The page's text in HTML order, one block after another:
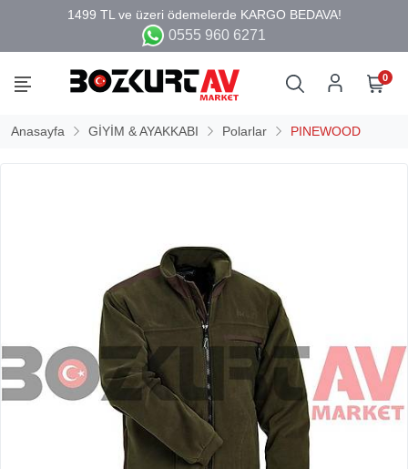
0555 960 6271
0
Anasayfa GİYİM & AYAKKABI Polarlar PINEWOOD